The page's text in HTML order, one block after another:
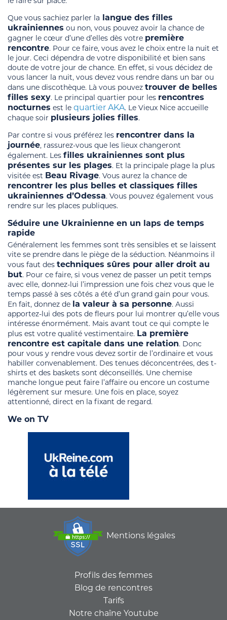
Que vous sachiez parler la langue des filles
ukrainiennes ou non, vous pouvez avoir la chance de
gagner le cœur d’une d’elles dès votre première
rencontre. Pour ce faire, vous avez le choix entre la nuit et
le jour. Ceci dépendra de votre disponibilité et bien sans
doute de votre jour de chance. En effet, si vous décidez de
vous lancer la nuit, vous devez vous rendre dans un bar ou
dans une discothèque. Là vous pouvez trouver de belles
filles sexy. Le principal quartier pour les rencontres
nocturnes est le quartier AKA. Le Vieux Nice accueille
chaque soir plusieurs jolies filles.
Par contre si vous préférez les rencontrer dans la
journée, rassurez-vous que les lieux changeront
également. Les filles ukrainiennes sont plus
présentes sur les plages. Et la principale plage la plus
visitée est Beau Rivage. Vous aurez la chance de
rencontrer les plus belles et classiques filles
ukrainiennes d’Odessa. Vous pouvez également vous
rendre sur les places publiques.
Séduire une Ukrainienne en un laps de temps
rapide
Généralement les femmes sont très sensibles et se laissent
vite se prendre dans le piège de la séduction. Néanmoins il
vous faut des techniques sûres pour aller droit au
but. Pour ce faire, si vous venez de passer un petit temps
avec elle, donnez-lui l’impression une fois chez vous que le
temps passé à ses côtés a été d’un grand gain pour vous.
En fait, donnez de la valeur à sa personne. Aussi
apportez-lui des pots de fleurs pour lui montrer qu’elle vous
intéresse énormément. Mais avant tout ce qui compte le
plus est votre qualité vestimentaire. La première
rencontre est capitale dans une relation. Donc
pour vous y rendre vous devez sortir de l’ordinaire et vous
habiller convenablement. Des tenues déconcentrées, des t-
shirts et des baskets sont déconseillés. Une chemise
manche longue peut faire l’affaire ou encore un costume
légèrement sur mesure. Une fois en place, soyez
attentionné, direct en la fixant de regard.
We on TV
Mentions légales
Profils des femmes
Blog de rencontres
Tarifs
Notre chaîne Youtube